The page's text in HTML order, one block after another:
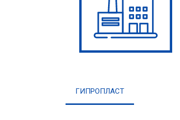
ГИПРОПЛАСТ